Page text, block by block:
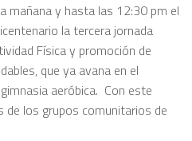
mañana y hasta las 12:30 pm el
la tercera jornada
Física y promoción de
que ya avana en el
aeróbica. Con este
de los grupos comunitarios de